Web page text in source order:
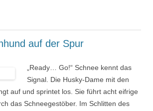
auf der Spur
„Ready… Go!“ Schnee kennt das
Signal. Die Husky-Dame mit den
auf und sprintet los. Sie führt acht eifrige
das Schneegestöber. Im Schlitten des